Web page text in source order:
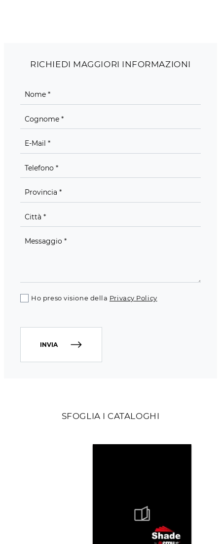
SFOGLIA I CATALOGHI
RICHIEDI MAGGIORI INFORMAZIONI
Ho preso visione della Privacy Policy
INVIA